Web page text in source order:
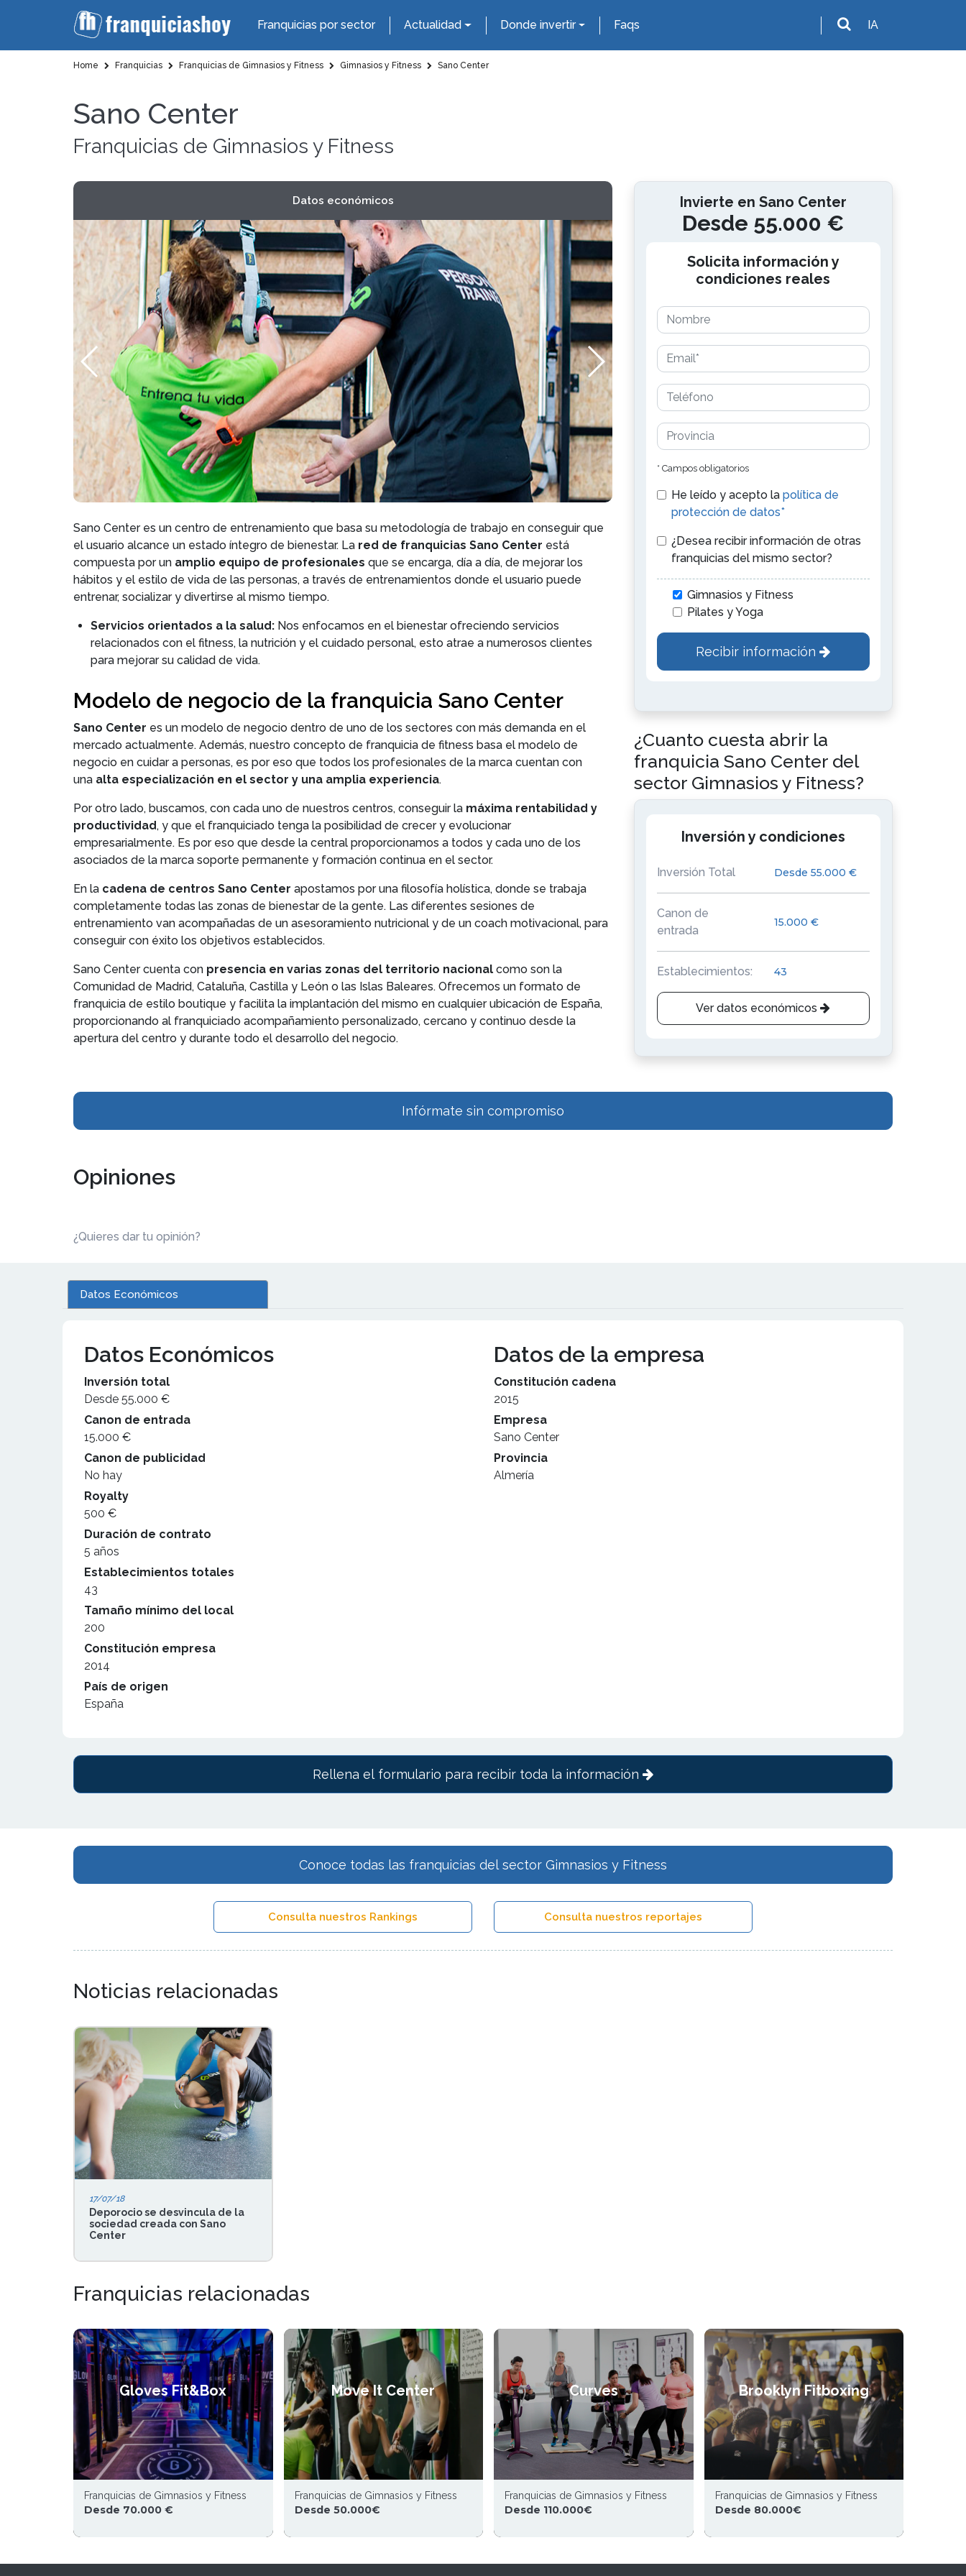
Franquicias por sector Actualidad Donde invertir Faqs IA
Home Franquicias Franquicias de Gimnasios y Fitness Gimnasios y Fitness Sano Center
Sano Center
Franquicias de Gimnasios y Fitness
Datos económicos
Sano Center es un centro de entrenamiento que basa su metodología de trabajo en conseguir que
el usuario alcance un estado íntegro de bienestar. La red de franquicias Sano Center está
compuesta por un amplio equipo de profesionales que se encarga, día a día, de mejorar los
hábitos y el estilo de vida de las personas, a través de entrenamientos donde el usuario puede
entrenar, socializar y divertirse al mismo tiempo.
Servicios orientados a la salud: Nos enfocamos en el bienestar ofreciendo servicios
relacionados con el fitness, la nutrición y el cuidado personal, esto atrae a numerosos clientes
para mejorar su calidad de vida.
Modelo de negocio de la franquicia Sano Center
Sano Center es un modelo de negocio dentro de uno de los sectores con más demanda en el
mercado actualmente. Además, nuestro concepto de franquicia de fitness basa el modelo de
negocio en cuidar a personas, es por eso que todos los profesionales de la marca cuentan con
una alta especialización en el sector y una amplia experiencia.
Por otro lado, buscamos, con cada uno de nuestros centros, conseguir la máxima rentabilidad y
productividad, y que el franquiciado tenga la posibilidad de crecer y evolucionar
empresarialmente. Es por eso que desde la central proporcionamos a todos y cada uno de los
asociados de la marca soporte permanente y formación continua en el sector.
En la cadena de centros Sano Center apostamos por una filosofía holística, donde se trabaja
completamente todas las zonas de bienestar de la gente. Las diferentes sesiones de
entrenamiento van acompañadas de un asesoramiento nutricional y de un coach motivacional, para
conseguir con éxito los objetivos establecidos.
Sano Center cuenta con presencia en varias zonas del territorio nacional como son la
Comunidad de Madrid, Cataluña, Castilla y León o las Islas Baleares. Ofrecemos un formato de
franquicia de estilo boutique y facilita la implantación del mismo en cualquier ubicación de España,
proporcionando al franquiciado acompañamiento personalizado, cercano y continuo desde la
apertura del centro y durante todo el desarrollo del negocio.
Invierte en Sano Center
Desde 55.000 €
Solicita información y
condiciones reales
* Campos obligatorios
He leído y acepto la política de
protección de datos*
¿Desea recibir información de otras
franquicias del mismo sector?
Gimnasios y Fitness
Pilates y Yoga
Recibir información
¿Cuanto cuesta abrir la
franquicia Sano Center del
sector Gimnasios y Fitness?
Inversión y condiciones
Inversión Total Desde 55.000 €
Canon de
entrada
15.000 €
Establecimientos: 43
Ver datos económicos
Infórmate sin compromiso
Opiniones
¿Quieres dar tu opinión?
Datos Económicos
Datos Económicos
Inversión total
Desde 55.000 €
Canon de entrada
15.000 €
Canon de publicidad
No hay
Royalty
500 €
Duración de contrato
5 años
Establecimientos totales
43
Tamaño mínimo del local
200
Constitución empresa
2014
País de origen
España
Datos de la empresa
Constitución cadena
2015
Empresa
Sano Center
Provincia
Almería
Rellena el formulario para recibir toda la información
Conoce todas las franquicias del sector Gimnasios y Fitness
Consulta nuestros Rankings Consulta nuestros reportajes
Noticias relacionadas
17/07/18
Deporocio se desvincula de la
sociedad creada con Sano
Center
Franquicias relacionadas
Gloves Fit&Box
Franquicias de Gimnasios y Fitness
Desde 70.000 €
Move It Center
Franquicias de Gimnasios y Fitness
Desde 50.000€
Curves
Franquicias de Gimnasios y Fitness
Desde 110.000€
Brooklyn Fitboxing
Franquicias de Gimnasios y Fitness
Desde 80.000€